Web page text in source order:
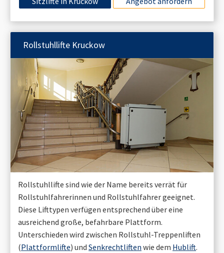
Rollstuhllifte Kruckow
Rollstuhllifte sind wie der Name bereits verrät für
Rollstuhlfahrerinnen und Rollstuhlfahrer geeignet.
Diese Lifttypen verfügen entsprechend über eine
ausreichend große, befahrbare Plattform.
Unterschieden wird zwischen Rollstuhl-Treppenliften
(Plattformlifte) und Senkrechtliften wie dem Hublift.